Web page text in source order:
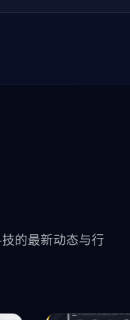
的最新动态与行